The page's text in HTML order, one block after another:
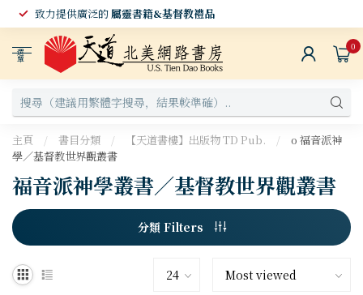
致力提供廣泛的屬靈書籍&基督教禮品
選
單
0
主頁 / 書目分類 / 【天道書樓】出版物 TD Pub. /
o 福音派神
學／基督教世界觀叢書
福音派神學叢書／基督教世界觀叢書
分類 Filters